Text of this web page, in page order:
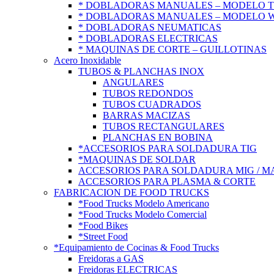
* DOBLADORAS MANUALES – MODELO
* DOBLADORAS MANUALES – MODELO
* DOBLADORAS NEUMATICAS
* DOBLADORAS ELECTRICAS
* MAQUINAS DE CORTE – GUILLOTINAS
Acero Inoxidable
TUBOS & PLANCHAS INOX
ANGULARES
TUBOS REDONDOS
TUBOS CUADRADOS
BARRAS MACIZAS
TUBOS RECTANGULARES
PLANCHAS EN BOBINA
*ACCESORIOS PARA SOLDADURA TIG
*MAQUINAS DE SOLDAR
ACCESORIOS PARA SOLDADURA MIG /
ACCESORIOS PARA PLASMA & CORTE
FABRICACION DE FOOD TRUCKS
*Food Trucks Modelo Americano
*Food Trucks Modelo Comercial
*Food Bikes
*Street Food
*Equipamiento de Cocinas & Food Trucks
Freidoras a GAS
Freidoras ELECTRICAS